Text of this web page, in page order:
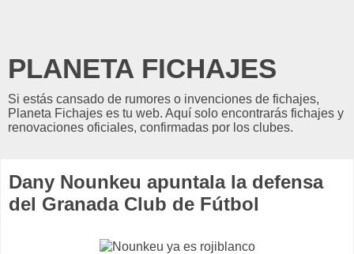
PLANETA FICHAJES
Si estás cansado de rumores o invenciones de fichajes,
Planeta Fichajes es tu web. Aquí solo encontrarás fichajes y
renovaciones oficiales, confirmadas por los clubes.
Dany Nounkeu apuntala la defensa
del Granada Club de Fútbol